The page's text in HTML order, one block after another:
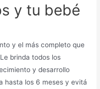
y tu bebé
y el más completo que
brinda todos los
y desarrollo
hasta los 6 meses y evitá